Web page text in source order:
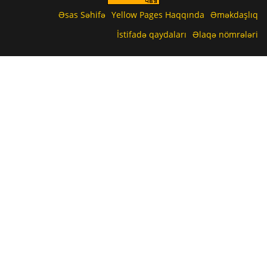
Əsas Səhifə Yellow Pages Haqqında Əməkdaşlıq
İstifadə qaydaları Əlaqə nömrələri